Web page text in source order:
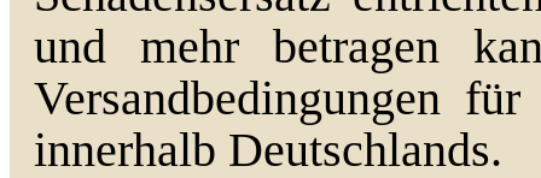
und mehr betragen
Versandbedingungen
innerhalb Deutschlands.